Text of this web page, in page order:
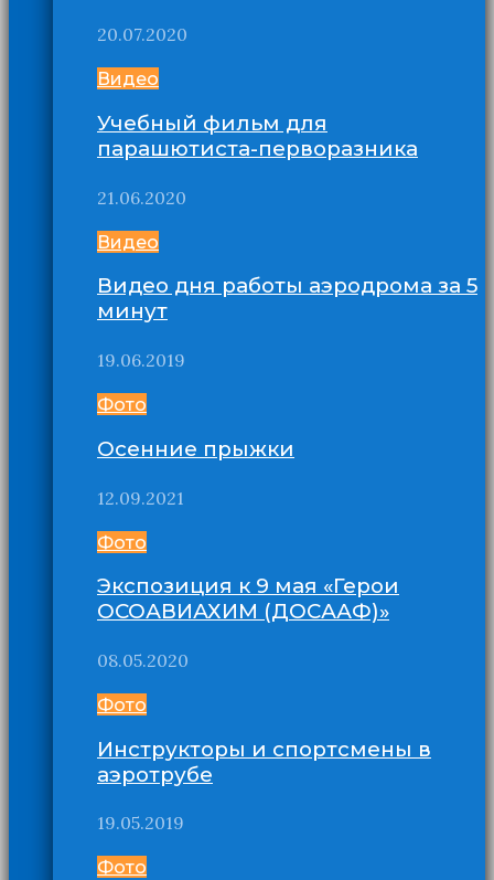
20.07.2020
Видео
Учебный фильм для
парашютиста-перворазника
21.06.2020
Видео
Видео дня работы аэродрома за 5
минут
19.06.2019
Фото
Осенние прыжки
12.09.2021
Фото
Экспозиция к 9 мая «Герои
ОСОАВИАХИМ (ДОСААФ)»
08.05.2020
Фото
Инструкторы и спортсмены в
аэротрубе
19.05.2019
Фото